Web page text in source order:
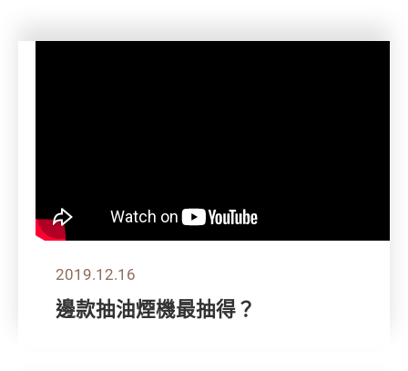
2019.12.16
邊款抽油煙機最抽得？